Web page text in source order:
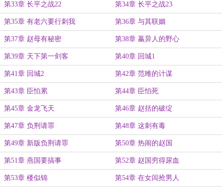
第33章 长平之战22 第34章 长平之战23
第35章 有老六要行刺我 第36章 与其联姻
第37章 赵母有秘密 第38章 嬴异人的野心
第39章 天下第一剑客 第40章 回城1
第41章 回城2 第42章 范雎的计谋
第43章 臣怕累 第44章 臣怕死
第45章 金龙飞天 第46章 赵括的破绽
第47章 负荆请罪 第48章 这刺有毒
第49章 新版负荆请罪 第50章 热闹的赵国
第51章 燕国要搞事 第52章 赵国穷得尿血
第53章 楼似锦 第54章 在女闾抢男人